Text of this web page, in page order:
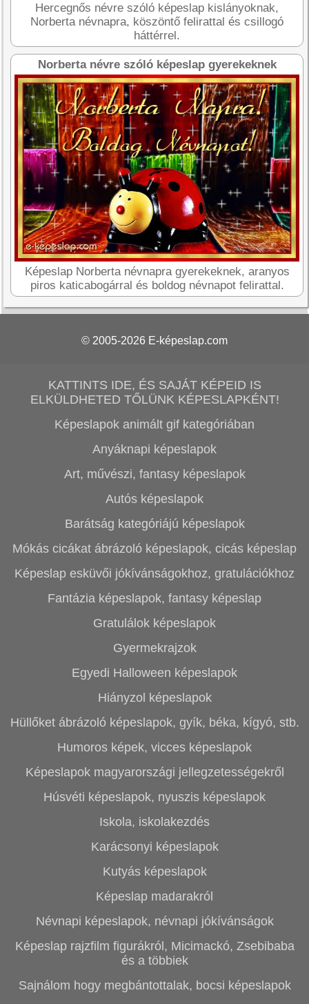
Hercegnős névre szóló képeslap kislányoknak,
Norberta névnapra, köszöntő felirattal és csillogó
háttérrel.
Norberta névre szóló képeslap gyerekeknek
Képeslap Norberta névnapra gyerekeknek, aranyos
piros katicabogárral és boldog névnapot felirattal.
© 2005-2026 E-képeslap.com
KATTINTS IDE, ÉS SAJÁT KÉPEID IS
ELKÜLDHETED TŐLÜNK KÉPESLAPKÉNT!
Képeslapok animált gif kategóriában
Anyáknapi képeslapok
Art, művészi, fantasy képeslapok
Autós képeslapok
Barátság kategóriájú képeslapok
Mókás cicákat ábrázoló képeslapok, cicás képeslap
Képeslap esküvői jókívánságokhoz, gratulációkhoz
Fantázia képeslapok, fantasy képeslap
Gratulálok képeslapok
Gyermekrajzok
Egyedi Halloween képeslapok
Hiányzol képeslapok
Hüllőket ábrázoló képeslapok, gyík, béka, kígyó, stb.
Humoros képek, vicces képeslapok
Képeslapok magyarországi jellegzetességekről
Húsvéti képeslapok, nyuszis képeslapok
Iskola, iskolakezdés
Karácsonyi képeslapok
Kutyás képeslapok
Képeslap madarakról
Névnapi képeslapok, névnapi jókívánságok
Képeslap rajzfilm figurákról, Micimackó, Zsebibaba
és a többiek
Sajnálom hogy megbántottalak, bocsi képeslapok